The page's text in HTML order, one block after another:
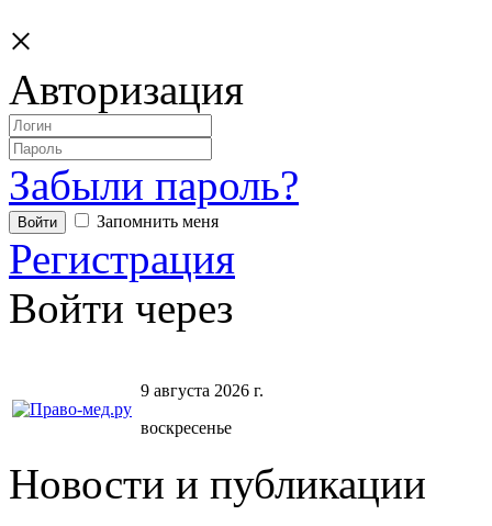
×
Авторизация
Забыли пароль?
Запомнить меня
Регистрация
Войти через
9 августа 2026 г.
воскресенье
Новости и публикации